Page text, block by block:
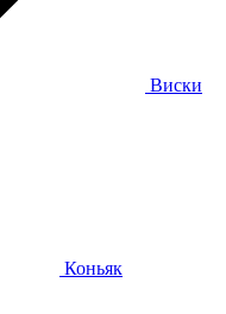
Виски
Коньяк